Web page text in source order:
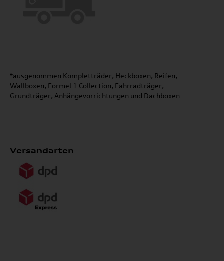
*ausgenommen Kompletträder, Heckboxen, Reifen,
Wallboxen, Formel 1 Collection, Fahrradträger,
Grundträger, Anhängevorrichtungen und Dachboxen
Versandarten